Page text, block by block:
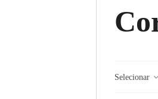
Selecionar